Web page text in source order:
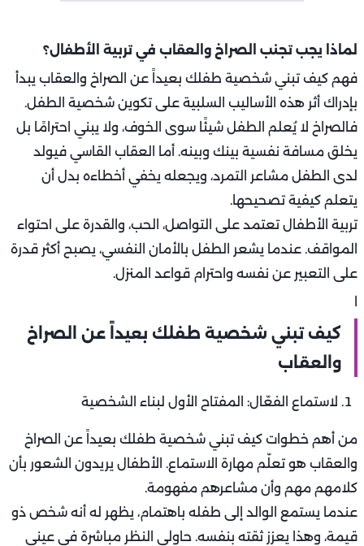
لماذا يجب تجنب الصراخ والعقاب في تربية الأطفال؟
فهم كيف تبني شخصية طفلك بعيداً عن الصراخ والعقاب يبدأ
بإدراك أثر هذه الأساليب السلبية على تكوين شخصية الطفل.
فالصراخ لا يُعلم الطفل شيئًا سوى الخوف، ولا يبني احترامًا بل
يخلق مسافة نفسية بينك وبينه. أما العقاب القاسي فيولد
لدى الطفل مشاعر التمرد، ويجعله يخفي أخطاءه بدل أن
يتعلم كيفية تصحيحها.
تربية الأطفال تعتمد على التواصل، الحب، والقدرة على احتواء
المواقف. عندما يشعر الطفل بالأمان النفسي، يصبح أكثر قدرة
على التعبير عن نفسه واحترام قواعد المنزل.
كيف تبني شخصية طفلك بعيداً عن الصراخ
والعقاب
لاستماع الفعّال: المفتاح الأول لبناء الشخصية
من أهم خطوات كيف تبني شخصية طفلك بعيداً عن الصراخ
والعقاب هو تعلّم مهارة الاستماع. الأطفال يريدون الشعور بأن
كلامهم مهم وأن مشاعرهم مفهومة.
عندما يستمع الوالد إلى طفله باهتمام، يظهر له أنه شخص ذو
قيمة، وهذا يعزز ثقته بنفسه. حاولي النظر مباشرة في عيني